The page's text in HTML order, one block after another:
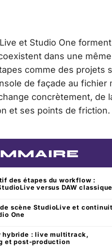
et Studio One
dans une
comme des projets
de façade au
concrètement, de
et ses points de friction.
des étapes du workflow :
versus DAW classique
scène StudioLive et
One
hybride : live multitrack,
et post-production